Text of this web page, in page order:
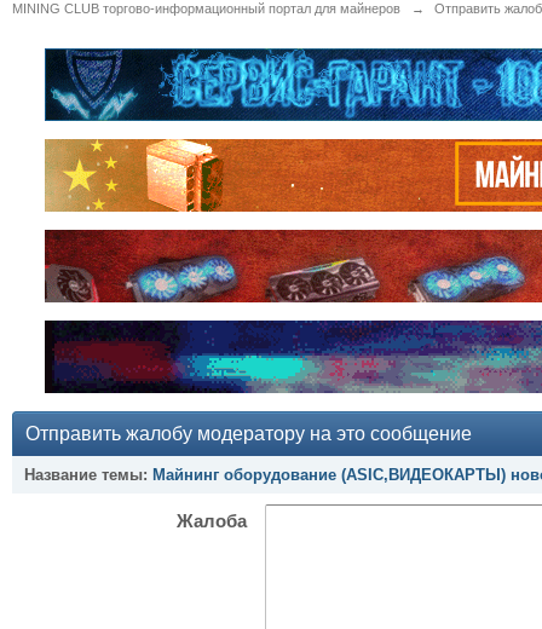
MINING CLUB торгово-информационный портал для майнеров → Отправить
Отправить жалобу модератору на это сообщение
Название темы: Майнинг оборудование (ASIC,ВИДЕОКАРТЫ)
Жалоба